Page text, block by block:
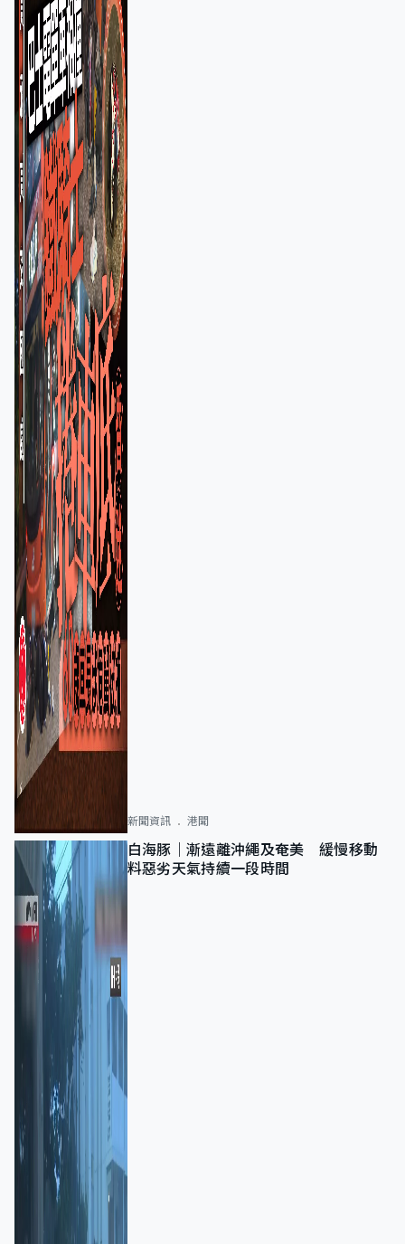
新聞資訊 港聞
白海豚｜漸遠離沖繩及奄美 緩慢移動
料惡劣天氣持續一段時間